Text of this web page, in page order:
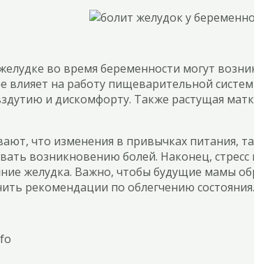
во время беременности могут
влияет на работу пищеварительной
и дискомфорту. Также растущая
что изменения в привычках питания,
возникновению болей. Наконец,
желудка. Важно, чтобы будущие мамы
рекомендации по облегчению состояния.